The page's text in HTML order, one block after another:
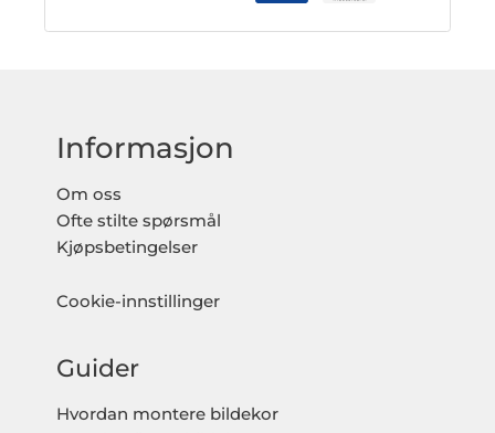
Informasjon
Om oss
Ofte stilte spørsmål
Kjøpsbetingelser
Cookie-innstillinger
Guider
Hvordan montere bildekor